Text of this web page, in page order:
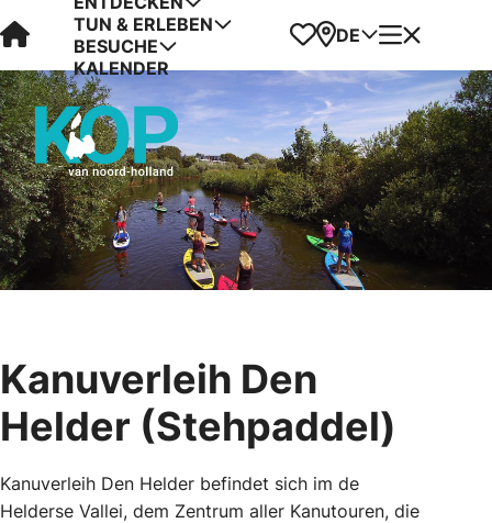
Visit Kop van Holland
TUN & ERLEBEN
BESUCHE
KALENDER
Favoriten
Karte
DE Menü
Kanuverleih Den
Helder (Stehpaddel)
Kanuverleih Den Helder befindet sich im de
Helderse Vallei, dem Zentrum aller Kanutouren, die